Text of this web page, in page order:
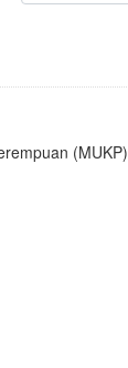
(MUKP)